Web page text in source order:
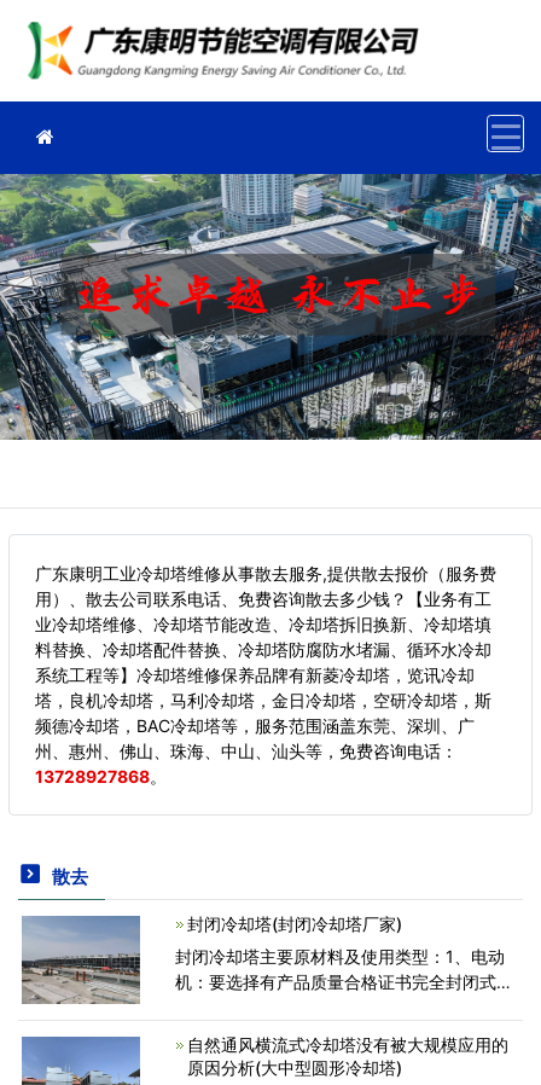
广东康明工业冷却塔维修从事散去服务,提供散去报价（服务费
用）、散去公司联系电话、免费咨询散去多少钱？【业务有工
业冷却塔维修、冷却塔节能改造、冷却塔拆旧换新、冷却塔填
料替换、冷却塔配件替换、冷却塔防腐防水堵漏、循环水冷却
系统工程等】冷却塔维修保养品牌有新菱冷却塔，览讯冷却
塔，良机冷却塔，马利冷却塔，金日冷却塔，空研冷却塔，斯
频德冷却塔，BAC冷却塔等，服务范围涵盖东莞、深圳、广
州、惠州、佛山、珠海、中山、汕头等， 免费咨询电话：
13728927868。
散去
封闭冷却塔(封闭冷却塔厂家)
封闭冷却塔主要原材料及使用类型：1、电动
机：要选择有产品质量合格证书完全封闭式的
飘入电动机内，造成烧坏电动机。2、收水器、
填充料：收水器、填充
自然通风横流式冷却塔没有被大规模应用的
原因分析(大中型圆形冷却塔)